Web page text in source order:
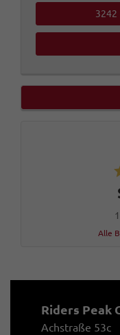
3242
Alle
Riders Peak
Achstraße 53c